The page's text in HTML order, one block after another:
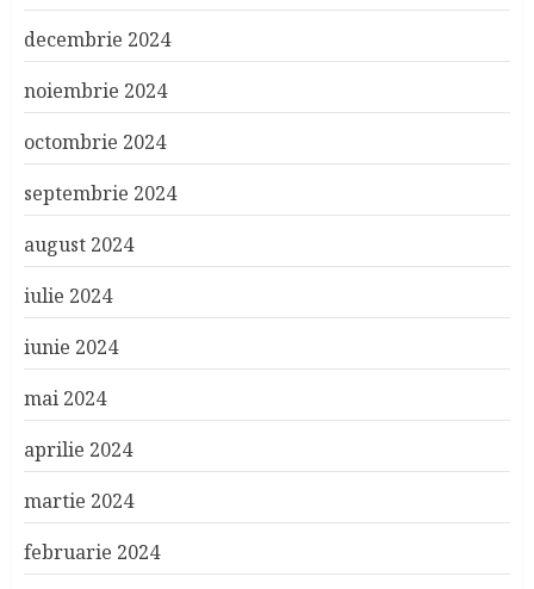
decembrie 2024
noiembrie 2024
octombrie 2024
septembrie 2024
august 2024
iulie 2024
iunie 2024
mai 2024
aprilie 2024
martie 2024
februarie 2024